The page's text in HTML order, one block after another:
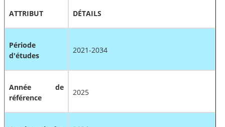
ATTRIBUT DÉTAILS
Période
d'études
2021-2034
Année de
référence
2025